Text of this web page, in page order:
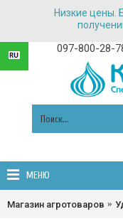
Низкие цены.
097-800-28-
МЕНЮ
Магазин агротоваров